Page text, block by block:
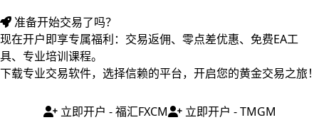
准备开始交易了吗？
现在开户即享专属福利：交易返佣、零点差优惠、免费EA工
具、专业培训课程。
下载专业交易软件，选择信赖的平台，开启您的黄金交易之旅！
立即开户 - 福汇FXCM
立即开户 - TMGM